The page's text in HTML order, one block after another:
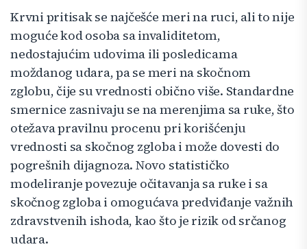
Krvni pritisak se najčešće meri na ruci, ali to nije
moguće kod osoba sa invaliditetom,
nedostajućim udovima ili posledicama
moždanog udara, pa se meri na skočnom
zglobu, čije su vrednosti obično više. Standardne
smernice zasnivaju se na merenjima sa ruke, što
otežava pravilnu procenu pri korišćenju
vrednosti sa skočnog zgloba i može dovesti do
pogrešnih dijagnoza. Novo statističko
modeliranje povezuje očitavanja sa ruke i sa
skočnog zgloba i omogućava predviđanje važnih
zdravstvenih ishoda, kao što je rizik od srčanog
udara.